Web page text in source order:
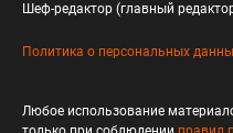
Шеф-редактор (главный
Политика о персональных
Любое использование